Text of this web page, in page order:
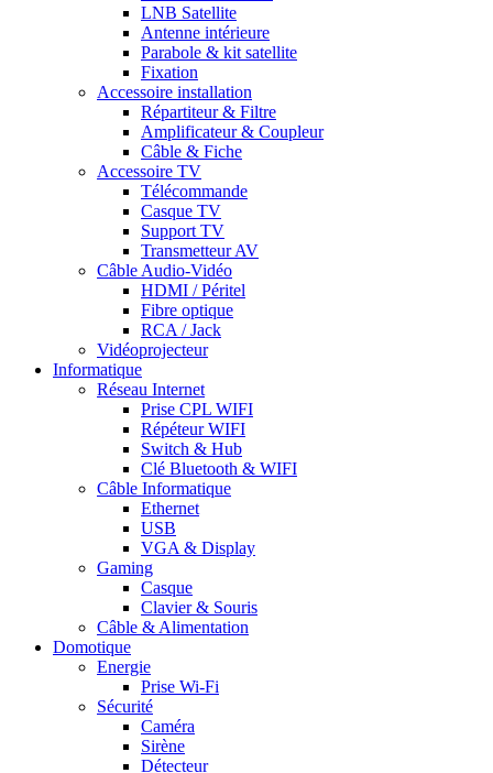
LNB Satellite
Antenne intérieure
Parabole & kit satellite
Fixation
Accessoire installation
Répartiteur & Filtre
Amplificateur & Coupleur
Câble & Fiche
Accessoire TV
Télécommande
Casque TV
Support TV
Transmetteur AV
Câble Audio-Vidéo
HDMI / Péritel
Fibre optique
RCA / Jack
Vidéoprojecteur
Informatique
Réseau Internet
Prise CPL WIFI
Répéteur WIFI
Switch & Hub
Clé Bluetooth & WIFI
Câble Informatique
Ethernet
USB
VGA & Display
Gaming
Casque
Clavier & Souris
Câble & Alimentation
Domotique
Energie
Prise Wi-Fi
Sécurité
Caméra
Sirène
Détecteur